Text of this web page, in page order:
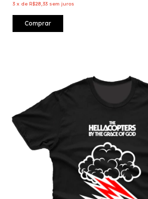
3 x de R$28,33 sem juros
Comprar